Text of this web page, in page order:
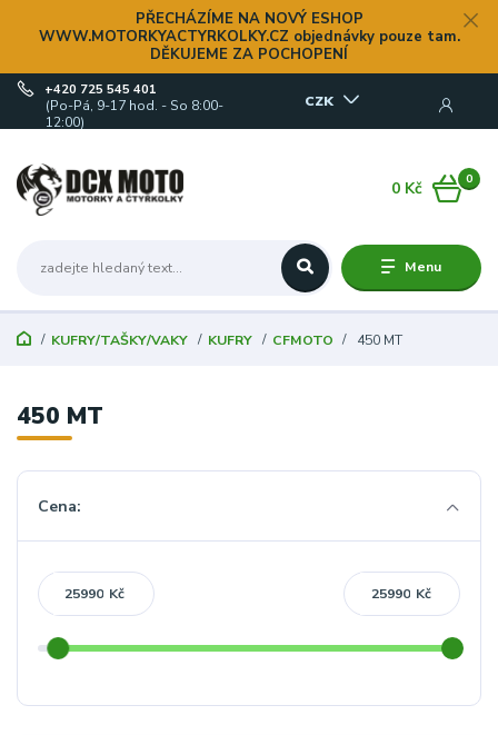
PŘECHÁZÍME NA NOVÝ ESHOP
WWW.MOTORKYACTYRKOLKY.CZ objednávky pouze tam.
DĚKUJEME ZA POCHOPENÍ
Menu
CZK
+420 725 545 401
(Po-Pá, 9-17 hod. - So 8:00-
12:00)
0
0 Kč
KUFRY/TAŠKY/VAKY KUFRY CFMOTO 450 MT
450 MT
Cena:
Kč Kč